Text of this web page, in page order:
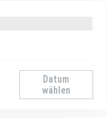
Datum
wählen